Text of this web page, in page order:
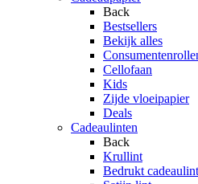
Back
Bestsellers
Bekijk alles
Cellofaan
Kids
Zijde vloeipapier
Deals
Cadeaulinten
Back
Krullint
Bedrukt cadeaulint